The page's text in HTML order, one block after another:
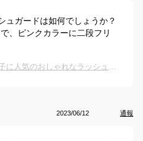
ュガードは如何でしょうか？
、ピンクカラーに二段フリ
キッズラッシュガード｜女の子に人気のおしゃれなラッシュガードのおすすめは？
2023/06/12 通報